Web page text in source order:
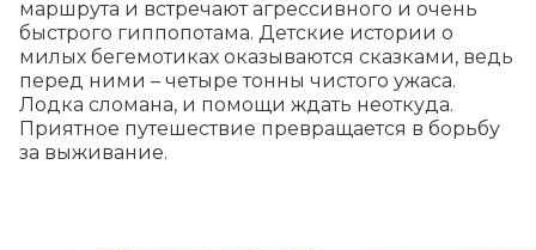
маршрута и встречают агрессивного и очень
быстрого гиппопотама. Детские истории о
милых бегемотиках оказываются сказками, ведь
перед ними – четыре тонны чистого ужаса.
Лодка сломана, и помощи ждать неоткуда.
Приятное путешествие превращается в борьбу
за выживание.